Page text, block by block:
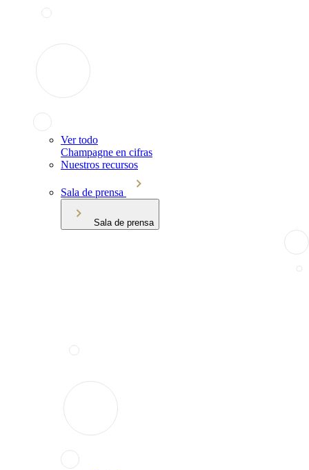
Ver todo
Champagne en cifras
Nuestros recursos
Sala de prensa
Sala de prensa